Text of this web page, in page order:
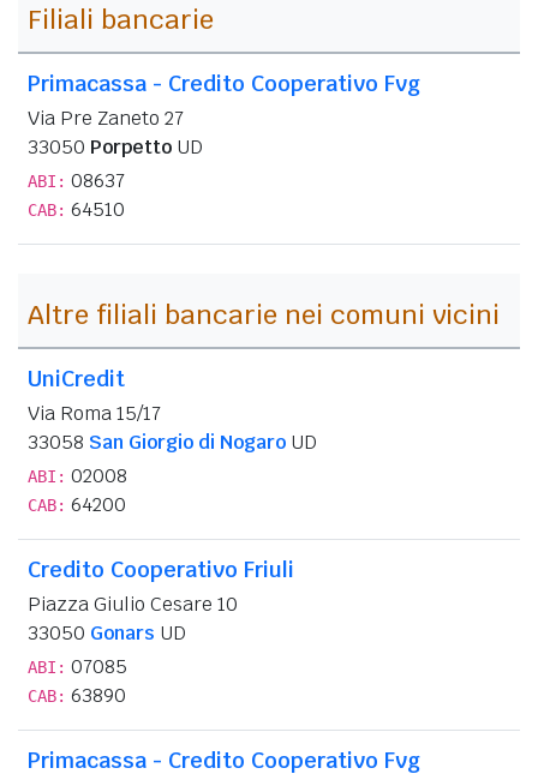
Filiali bancarie
Primacassa - Credito Cooperativo Fvg
Via Pre Zaneto 27
33050 Porpetto UD
ABI: 08637
CAB: 64510
Altre filiali bancarie nei comuni vicini
UniCredit
Via Roma 15/17
33058 San Giorgio di Nogaro UD
ABI: 02008
CAB: 64200
Credito Cooperativo Friuli
Piazza Giulio Cesare 10
33050 Gonars UD
ABI: 07085
CAB: 63890
Primacassa - Credito Cooperativo Fvg